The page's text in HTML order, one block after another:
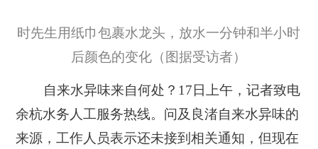
时先生用纸巾包裹水龙头，放水一分钟和半小时
后颜色的变化（图据受访者）
自来水异味来自何处？17日上午，记者致电
余杭水务人工服务热线。问及良渚自来水异味的
来源，工作人员表示还未接到相关通知，但现在